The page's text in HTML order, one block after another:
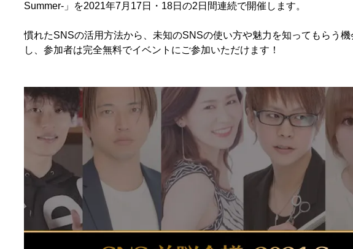
Summer-」を2021年7月17日・18日の2日間連続で開催します。
慣れたSNSの活用方法から、未知のSNSの使い方や魅力を知ってもらう
し、参加者は完全無料でイベントにご参加いただけます！